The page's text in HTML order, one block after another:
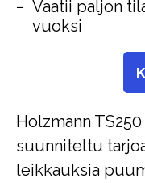
Holzmann
suunniteltu
leikkauksia
Vaatii paljon
vuoksi